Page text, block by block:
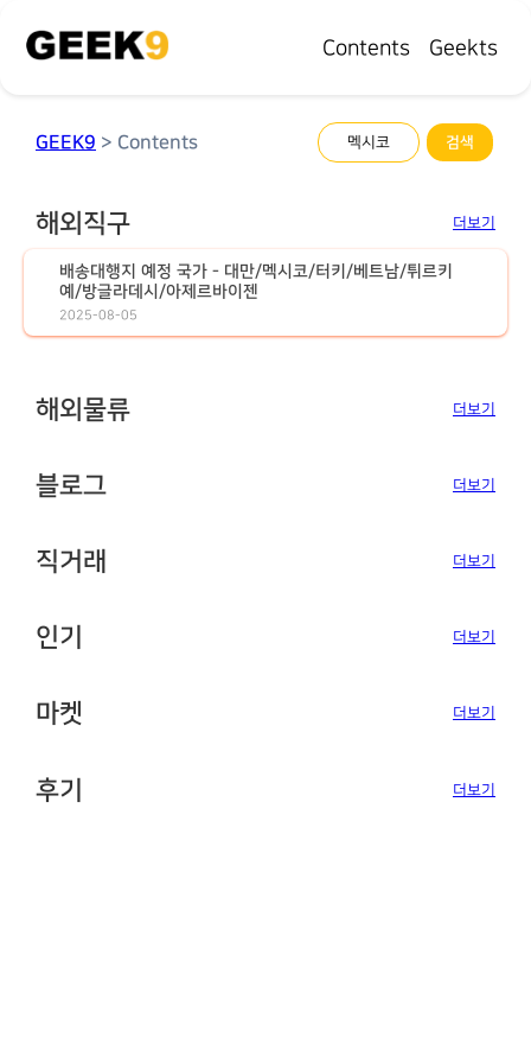
Contents Geekts
GEEK9 > Contents
해외직구 더보기
배송대행지 예정 국가 - 대만/멕시코/터키/베트남/튀르키
예/방글라데시/아제르바이젠
2025-08-05
해외물류 더보기
블로그 더보기
직거래 더보기
인기 더보기
마켓 더보기
후기 더보기